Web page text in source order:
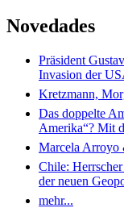
Novedades
Präsident
Invasion der
Kretzmann,
Das doppelte
Amerika“? Mit
Marcela Arroyo
Chile:
der neuen
mehr...